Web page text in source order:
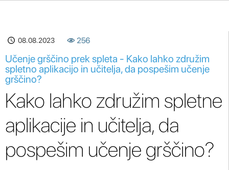
08.08.2023 256
Učenje grščino prek spleta - Kako lahko združim
spletno aplikacijo in učitelja, da pospešim učenje
grščino?
Kako lahko združim spletne
aplikacije in učitelja, da
pospešim učenje grščino?